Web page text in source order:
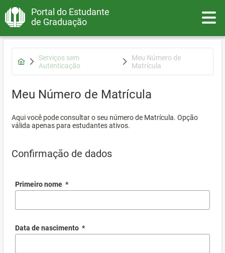
Portal do Estudante
de Graduação
Serviços sem
Autenticação
Meu Número de
Matrícula
Meu Número de Matrícula
Aqui você pode consultar o seu número de Matrícula. Opção
válida apenas para estudantes ativos.
Confirmação de dados
Primeiro nome *
Data de nascimento *